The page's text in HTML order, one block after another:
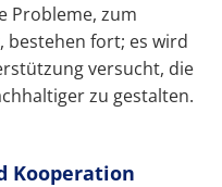
Probleme, zum
bestehen fort; es wird
versucht, die
zu gestalten.
Kooperation